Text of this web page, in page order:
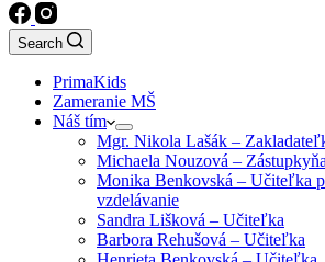
Search
PrimaKids
Zameranie MŠ
Náš tím
Mgr. Nikola Lašák –
Michaela Nouzová –
Monika Benkovská – Učiteľka
vzdelávanie
Sandra Lišková – Učiteľka
Barbora Rehušová – Učiteľka